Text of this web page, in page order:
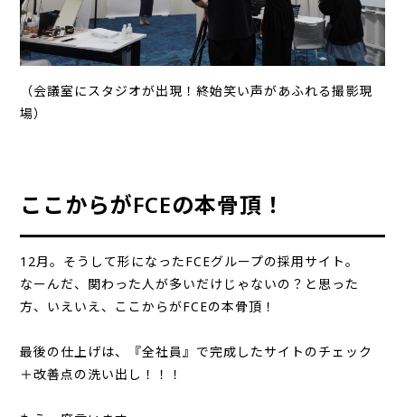
（会議室にスタジオが出現！終始笑い声があふれる撮影現
場）
ここからがFCEの本骨頂！
12月。そうして形になったFCEグループの採用サイト。
なーんだ、関わった人が多いだけじゃないの？と思った
方、いえいえ、ここからがFCEの本骨頂！
最後の仕上げは、『全社員』で完成したサイトのチェック
＋改善点の洗い出し！！！